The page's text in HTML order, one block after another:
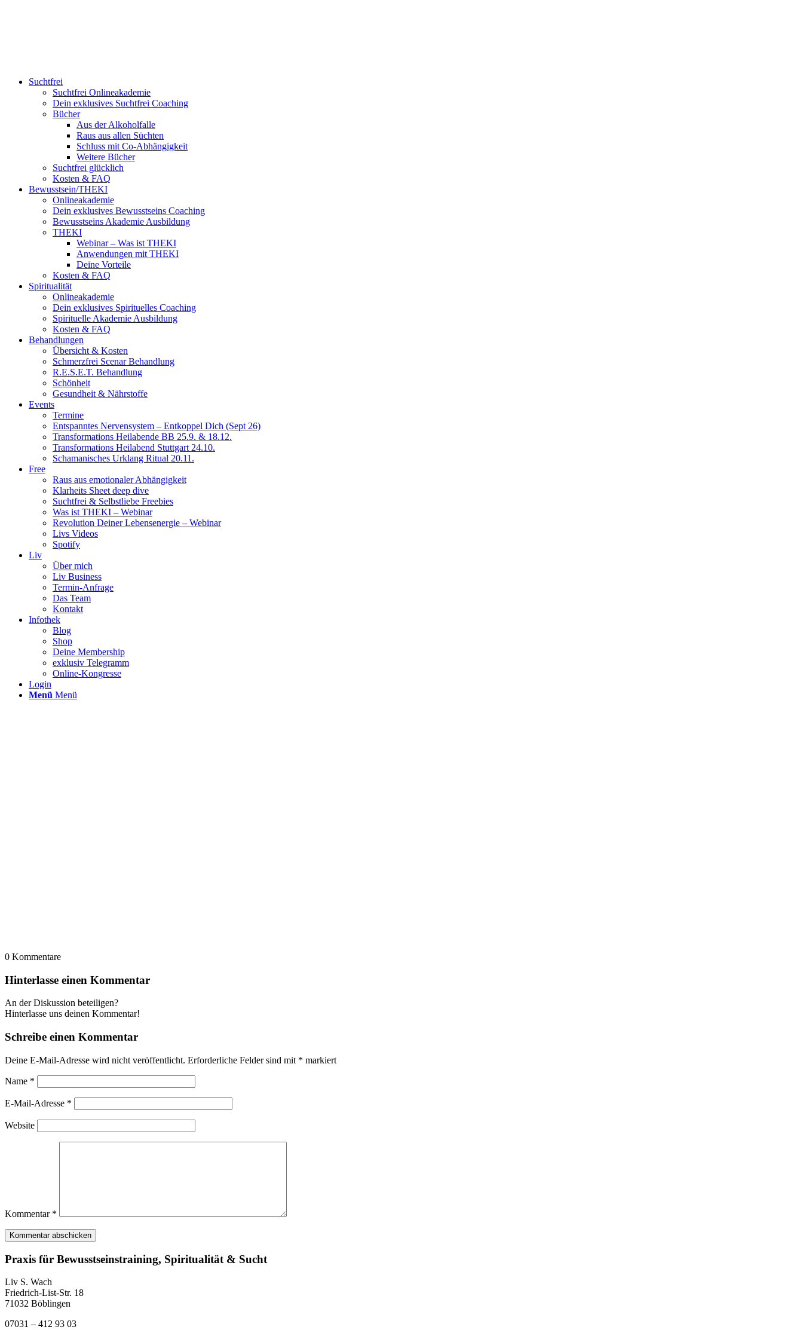
Suchtfrei
Suchtfrei Onlineakademie
Dein exklusives Suchtfrei Coaching
Bücher
Aus der Alkoholfalle
Raus aus allen Süchten
Schluss mit Co-Abhängigkeit
Weitere Bücher
Suchtfrei glücklich
Kosten & FAQ
Bewusstsein/THEKI
Onlineakademie
Dein exklusives Bewusstseins Coaching
Bewusstseins Akademie Ausbildung
THEKI
Webinar – Was ist THEKI
Anwendungen mit THEKI
Deine Vorteile
Kosten & FAQ
Spiritualität
Onlineakademie
Dein exklusives Spirituelles Coaching
Spirituelle Akademie Ausbildung
Kosten & FAQ
Behandlungen
Übersicht & Kosten
Schmerzfrei Scenar Behandlung
R.E.S.E.T. Behandlung
Schönheit
Gesundheit & Nährstoffe
Events
Termine
Entspanntes Nervensystem – Entkoppel Dich (Sept 26)
Transformations Heilabende BB 25.9. & 18.12.
Transformations Heilabend Stuttgart 24.10.
Schamanisches Urklang Ritual 20.11.
Free
Raus aus emotionaler Abhängigkeit
Klarheits Sheet deep dive
Suchtfrei & Selbstliebe Freebies
Was ist THEKI – Webinar
Revolution Deiner Lebensenergie – Webinar
Livs Videos
Spotify
Liv
Über mich
Liv Business
Termin-Anfrage
Das Team
Kontakt
Infothek
Blog
Shop
Deine Membership
exklusiv Telegramm
Online-Kongresse
Login
Menü Menü
0 Kommentare
Hinterlasse einen Kommentar
An der Diskussion beteiligen?
Hinterlasse uns deinen Kommentar!
Schreibe einen Kommentar
Deine E-Mail-Adresse wird nicht veröffentlicht. Erforderliche Felder sind mit * markiert
Name *
E-Mail-Adresse *
Website
Kommentar *
Praxis für Bewusstseinstraining, Spiritualität & Sucht
Liv S. Wach
Friedrich-List-Str. 18
71032 Böblingen
07031 – 412 93 03